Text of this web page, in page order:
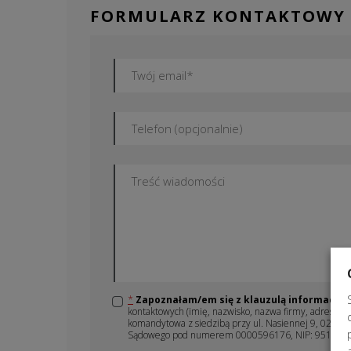
FORMULARZ KONTAKTOWY
* Zapoznałam/em się z klauzulą
kontaktowych (imię, nazwisko, nazwa firmy, adres
komandytowa z siedzibą przy ul. Nasiennej 9, 02-
Sądowego pod numerem 0000596176, NIP: